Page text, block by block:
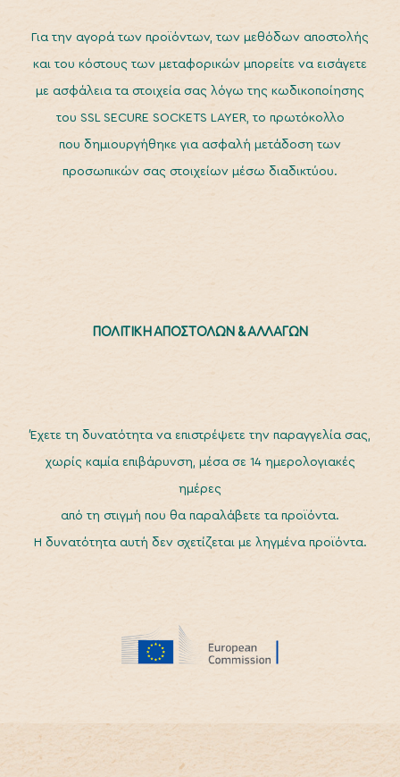
Για την αγορά των προϊόντων, των μεθόδων αποστολής
και του κόστους των μεταφορικών μπορείτε να εισάγετε
με ασφάλεια τα στοιχεία σας λόγω της κωδικοποίησης
του SSL SECURE SOCKETS LAYER, το πρωτόκολλο
που δημιουργήθηκε για ασφαλή μετάδοση των
προσωπικών σας στοιχείων μέσω διαδικτύου.
ΠΟΛΙΤΙΚΗ ΑΠΟΣΤΟΛΩΝ & ΑΛΛΑΓΩΝ
Έχετε τη δυνατότητα να επιστρέψετε την παραγγελία σας,
χωρίς καμία επιβάρυνση, μέσα σε 14 ημερολογιακές
ημέρες
από τη στιγμή που θα παραλάβετε τα προϊόντα.
Η δυνατότητα αυτή δεν σχετίζεται με ληγμένα προϊόντα.